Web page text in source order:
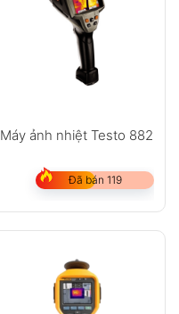
Máy ảnh nhiệt Testo 882
Đã bán 119